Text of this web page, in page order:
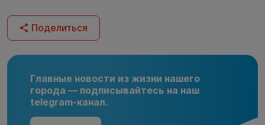
Поделиться
Главные новости из жизни нашего
города — подписывайтесь на наш
telegram-канал.